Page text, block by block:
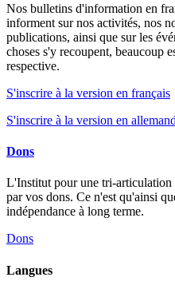
Nos bulletins d'information en
informent sur nos activités, nos
publications, ainsi que sur les
choses s'y recoupent, beaucoup
respective.
S'inscrire à la version en français
S'inscrire à la version en allemand
Dons
L'Institut pour une tri-articulation
par vos dons. Ce n'est qu'ainsi
indépendance à long terme.
Dons
Langues